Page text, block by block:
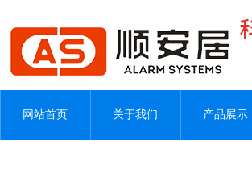
网站首页 关于我们 产品展示